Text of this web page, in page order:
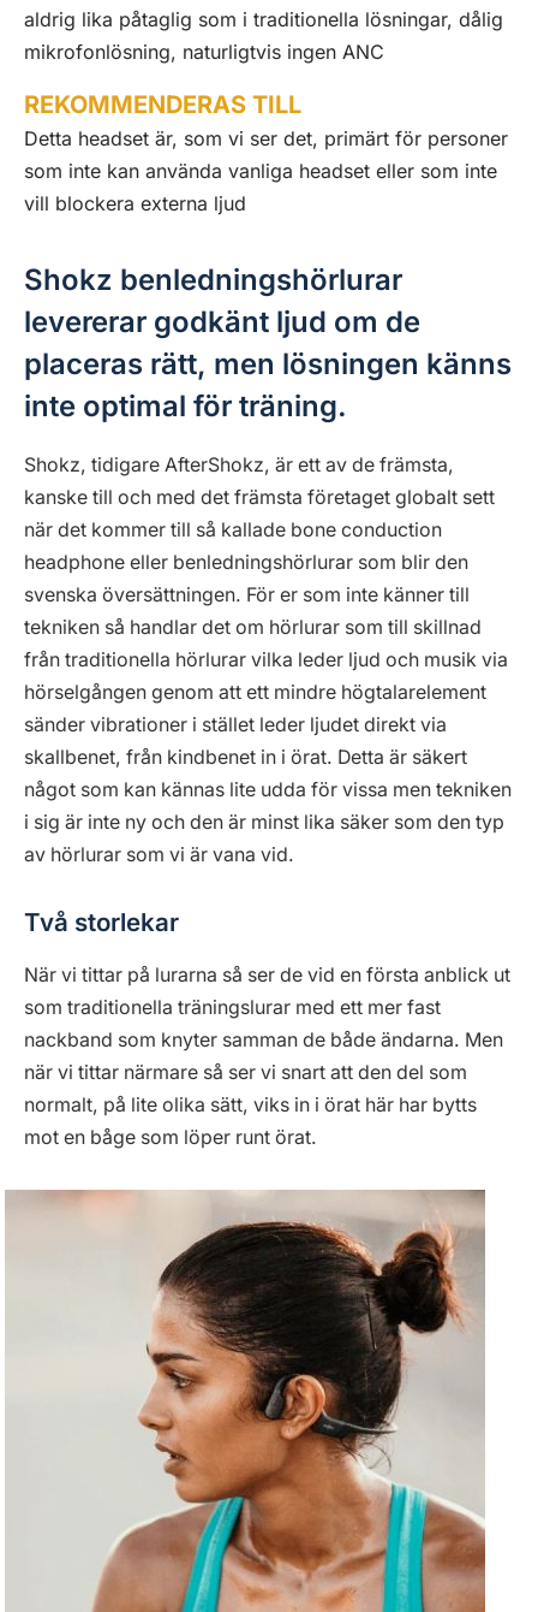
aldrig lika påtaglig som i traditionella lösningar, dålig
mikrofonlösning, naturligtvis ingen ANC
REKOMMENDERAS TILL
Detta headset är, som vi ser det, primärt för personer
som inte kan använda vanliga headset eller som inte
vill blockera externa ljud
Shokz benledningshörlurar
levererar godkänt ljud om de
placeras rätt, men lösningen känns
inte optimal för träning.
Shokz, tidigare AfterShokz, är ett av de främsta,
kanske till och med det främsta företaget globalt sett
när det kommer till så kallade bone conduction
headphone eller benledningshörlurar som blir den
svenska översättningen. För er som inte känner till
tekniken så handlar det om hörlurar som till skillnad
från traditionella hörlurar vilka leder ljud och musik via
hörselgången genom att ett mindre högtalarelement
sänder vibrationer i stället leder ljudet direkt via
skallbenet, från kindbenet in i örat. Detta är säkert
något som kan kännas lite udda för vissa men tekniken
i sig är inte ny och den är minst lika säker som den typ
av hörlurar som vi är vana vid.
Två storlekar
När vi tittar på lurarna så ser de vid en första anblick ut
som traditionella träningslurar med ett mer fast
nackband som knyter samman de både ändarna. Men
när vi tittar närmare så ser vi snart att den del som
normalt, på lite olika sätt, viks in i örat här har bytts
mot en båge som löper runt örat.